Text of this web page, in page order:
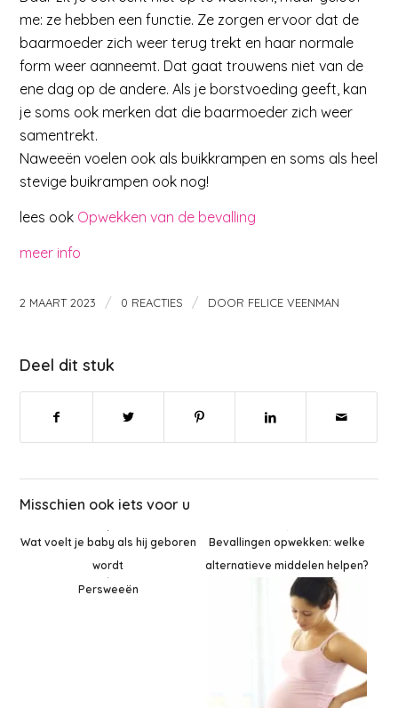
me: ze hebben een functie. Ze zorgen ervoor dat de
baarmoeder zich weer terug trekt en haar normale
form weer aanneemt. Dat gaat trouwens niet van de
ene dag op de andere. Als je borstvoeding geeft, kan
je soms ook merken dat die baarmoeder zich weer
samentrekt.
Naweeën voelen ook als buikkrampen en soms als heel
stevige buikrampen ook nog!
lees ook Opwekken van de bevalling
meer info
2 MAART 2023 / 0 REACTIES / DOOR FELICE VEENMAN
Deel dit stuk
Misschien ook iets voor u
Wat voelt je baby als hij geboren
wordt
Bevallingen opwekken: welke
alternatieve middelen helpen?
Persweeën